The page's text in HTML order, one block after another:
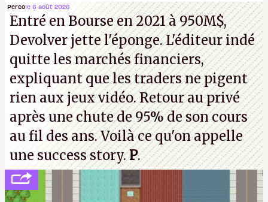
la mort judiciaires pour distribuer du copyright
strike à tour de bras, l'Oncle Sam continuera
d'étaler sa confiture intellectuelle sur vos
souvenirs d'enfance.P.
Percole 6 août 2026
Entré en Bourse en 2021 à 950M$,
Devolver jette l'éponge. L'éditeur indé
quitte les marchés financiers,
expliquant que les traders ne pigent
rien aux jeux vidéo. Retour au privé
après une chute de 95% de son cours
au fil des ans. Voilà ce qu'on appelle
une success story.P.